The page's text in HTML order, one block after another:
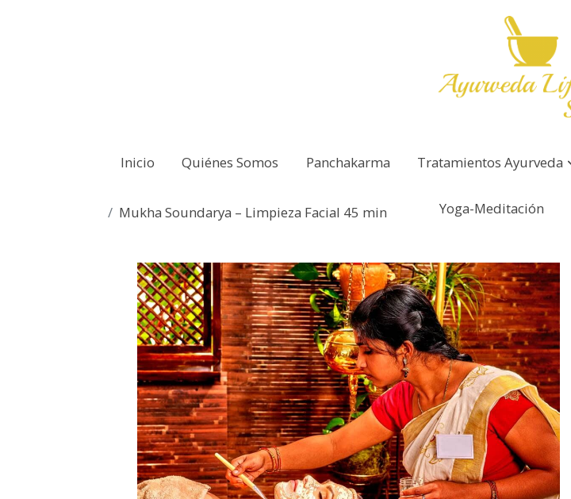
Inicio Quiénes Somos Panchakarma Tratamientos Ayurveda
Yoga-Meditación
Mukha Soundarya – Limpieza Facial 45 min